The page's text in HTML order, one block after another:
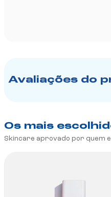
Avaliações do
Os mais
Skincare aprovado por quem